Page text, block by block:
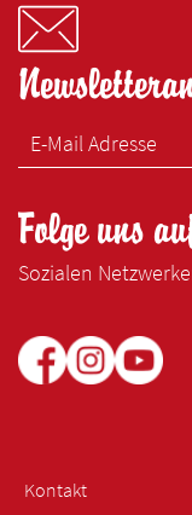
Folge uns
Sozialen
Kontakt